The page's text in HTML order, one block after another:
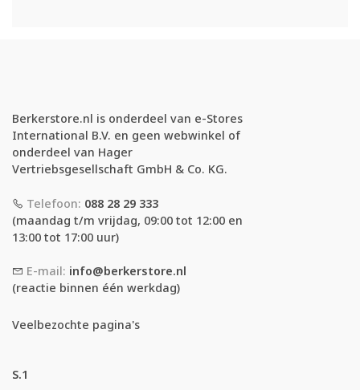
Berkerstore.nl is onderdeel van e-Stores
International B.V. en geen webwinkel of
onderdeel van Hager
Vertriebsgesellschaft GmbH & Co. KG.
Telefoon: 088 28 29 333
(maandag t/m vrijdag, 09:00 tot 12:00 en
13:00 tot 17:00 uur)
E-mail: info@berkerstore.nl
(reactie binnen één werkdag)
Veelbezochte pagina's
S.1